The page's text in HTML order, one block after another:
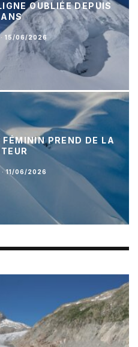
OUBLIÉE DEPUIS
· 15/06/2026
FÉMININ PREND DE LA
· 11/06/2026